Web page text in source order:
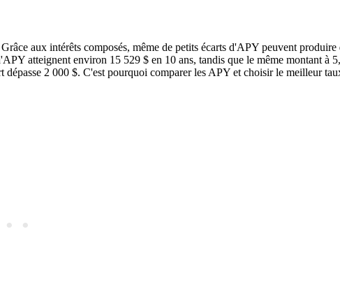
aux intérêts composés, même de petits écarts d'APY peuvent produire
atteignent environ 15 529 $ en 10 ans, tandis que le même montant à
2 000 $. C'est pourquoi comparer les APY et choisir le meilleur